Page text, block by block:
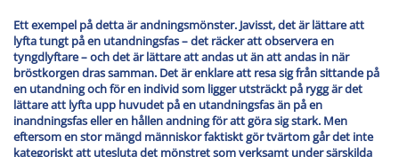
Ett exempel på detta är andningsmönster. Javisst, det är lättare att
lyfta tungt på en utandningsfas – det räcker att observera en
tyngdlyftare – och det är lättare att andas ut än att andas in när
bröstkorgen dras samman. Det är enklare att resa sig från sittande på
en utandning och för en individ som ligger utsträckt på rygg är det
lättare att lyfta upp huvudet på en utandningsfas än på en
inandningsfas eller en hållen andning för att göra sig stark. Men
eftersom en stor mängd människor faktiskt gör tvärtom går det inte
kategoriskt att utesluta det mönstret som verksamt under särskilda